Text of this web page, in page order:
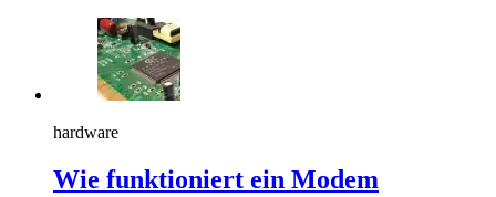
hardware
Wie funktioniert ein Modem